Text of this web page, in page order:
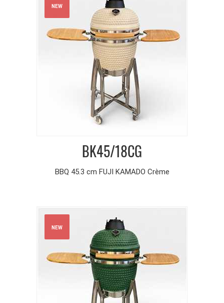
NEW
BK45/18CG
BBQ 45.3 cm FUJI KAMADO Crème
NEW